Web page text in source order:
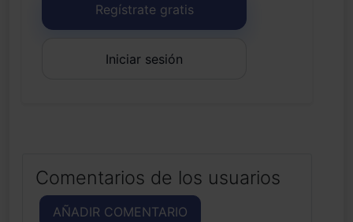
Regístrate gratis
Iniciar sesión
Comentarios de los usuarios
AÑADIR COMENTARIO